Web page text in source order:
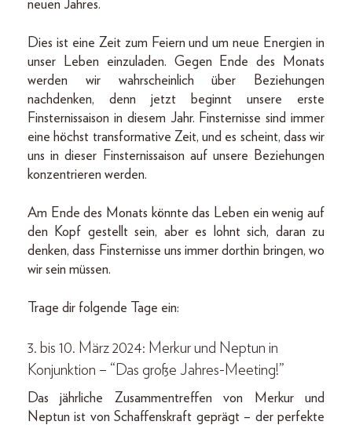
neuen Jahres.
Dies ist eine Zeit zum Feiern und um neue Energien in
unser Leben einzuladen. Gegen Ende des Monats
werden wir wahrscheinlich über Beziehungen
nachdenken, denn jetzt beginnt unsere erste
Finsternissaison in diesem Jahr. Finsternisse sind immer
eine höchst transformative Zeit, und es scheint, dass wir
uns in dieser Finsternissaison auf unsere Beziehungen
konzentrieren werden.
Am Ende des Monats könnte das Leben ein wenig auf
den Kopf gestellt sein, aber es lohnt sich, daran zu
denken, dass Finsternisse uns immer dorthin bringen, wo
wir sein müssen.
Trage dir folgende Tage ein:
3. bis 10. März 2024: Merkur und Neptun in
Konjunktion – “Das große Jahres-Meeting!”
Das jährliche Zusammentreffen von Merkur und
Neptun ist von Schaffenskraft geprägt – der perfekte